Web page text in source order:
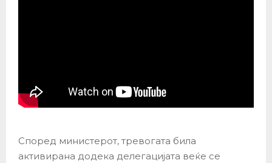
Според министерот, тревогата била
активирана додека делегацијата веќе се